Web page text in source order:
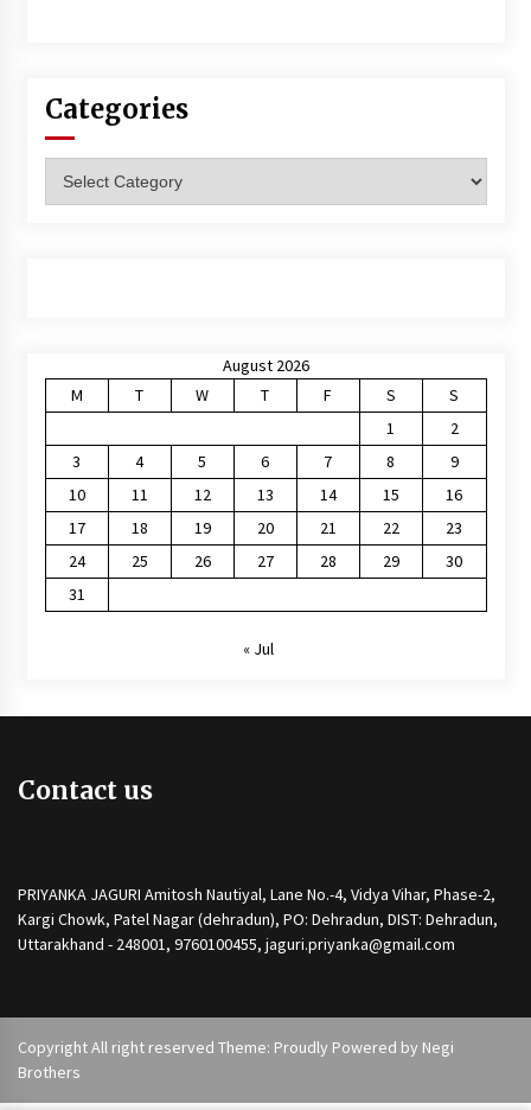
Categories
August 2026
M
T W T F S
S
1
2
3
4 5 6 7 8
9
10
11 12 13 14 15
16
17
18 19 20 21 22
23
24
25 26 27 28 29
30
31
« Jul
Contact us
PRIYANKA JAGURI Amitosh Nautiyal, Lane No.-4, Vidya Vihar, Phase-2,
Kargi Chowk, Patel Nagar (dehradun), PO: Dehradun, DIST: Dehradun,
Uttarakhand - 248001, 9760100455, jaguri.priyanka@gmail.com
Copyright All right reserved Theme: Proudly Powered by Negi
Brothers